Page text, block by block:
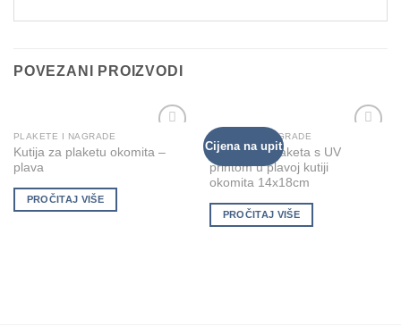
POVEZANI PROIZVODI
Wishlist
PLAKETE I NAGRADE
Kutija za plaketu okomita –
plava
PROČITAJ VIŠE
Cijena na upit
PLAKETE I NAGRADE
Gravirana plaketa s UV
printom u plavoj kutiji
okomita 14x18cm
PROČITAJ VIŠE